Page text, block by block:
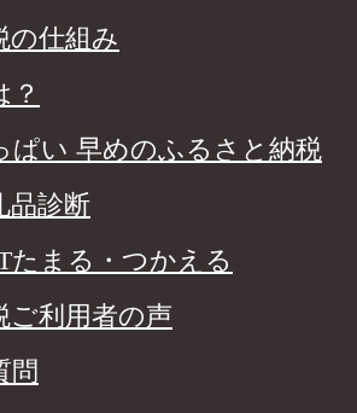
の仕組み
？
ぱい 早めのふるさと納税
品診断
たまる・つかえる
ご利用者の声
問